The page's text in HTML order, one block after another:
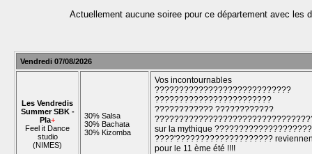
Actuellement aucune soiree pour ce département avec
Vendredi 07/08/2026
Les Vendredis
Summer SBK -
Pla+
Feel it Dance
studio
(NIMES)
30% Salsa
30% Bachata
30% Kizomba
Vos incontournables
????????????????????????????
????????????????????????
???????????? ????????????
sur la mythique ????????????????????
????'????????????????????
pour le 11 ème été !!!!